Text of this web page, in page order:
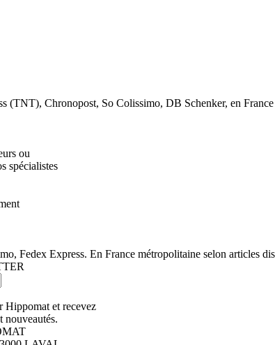
(TNT), Chronopost, So Colissimo, DB Schenker, en
ou
spécialistes
Fedex Express. En France métropolitaine selon articles
Hippomat et recevez
nouveautés.